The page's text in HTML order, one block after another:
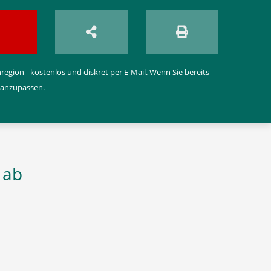
- kostenlos und diskret per E-Mail. Wenn Sie bereits